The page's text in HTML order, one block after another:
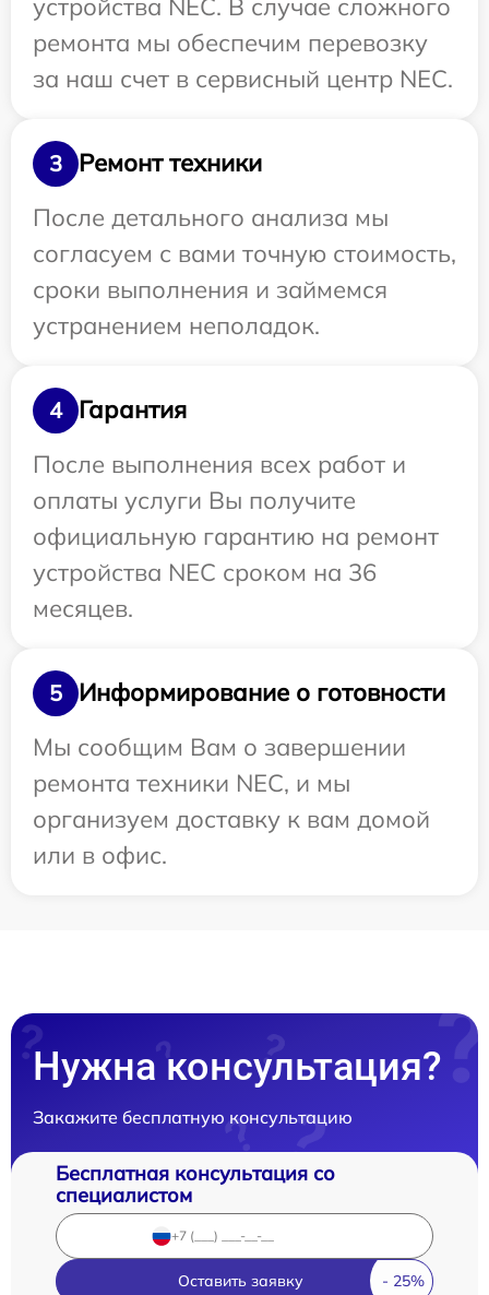
ремонта мы обеспечим перевозку
за наш счет в сервисный центр NEC.
3
Ремонт техники
После детального анализа мы
согласуем с вами точную стоимость,
сроки выполнения и займемся
устранением неполадок.
4
Гарантия
После выполнения всех работ и
оплаты услуги Вы получите
официальную гарантию на ремонт
устройства NEC сроком на 36
месяцев.
5
Информирование о готовности
Мы сообщим Вам о завершении
ремонта техники NEC, и мы
организуем доставку к вам домой
или в офис.
Нужна консультация?
Закажите бесплатную консультацию
Бесплатная консультация со
специалистом
Оставить заявку